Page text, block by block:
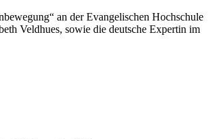
an der Evangelischen Hochschule
Veldhues, sowie die deutsche Expertin im